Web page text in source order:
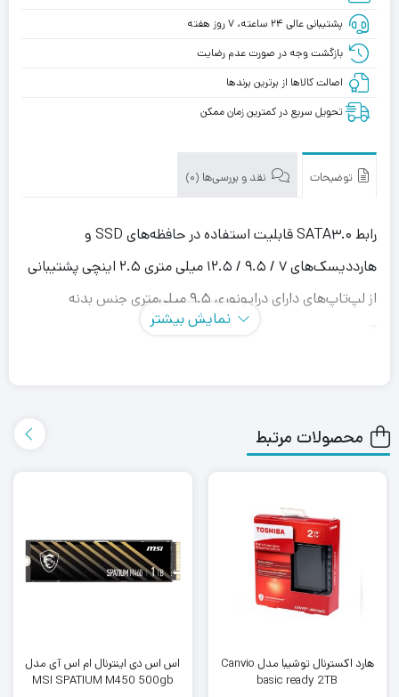
پشتیبانی عالی ۲۴ ساعته، ۷ روز هفته
بازگشت وجه در صورت عدم رضایت
اصالت کالاها از برترین برندها
تحویل سریع در کمترین زمان ممکن
توضیحات نقد و بررسی‌ها (0)
رابط SATA۳.۰ قابلیت استفاده در حافظه‌‌های SSD و
هارددیسک‌های ۷ / ۹.۵ / ۱۲.۵ میلی متری ۲.۵ اینچی پشتیبانی
از لپ‌تاپ‌های دارای درایونوری ۹.۵ میلی‌متری جنس بدنه
نمایش بیشتر
محصولات مرتبط
هارد اکسترنال توشیبا مدل Canvio
basic ready 2TB
اس اس دی اینترنال ام اس آی مدل
MSI SPATIUM M450 500gb